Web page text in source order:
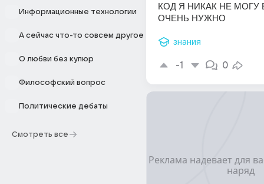
Информационные технологии
А сейчас что-то совсем другое
О любви без купюр
Философский вопрос
Политические дебаты
Смотреть все
КОД Я НИКАК НЕ МОГУ
ОЧЕНЬ НУЖНО
знания
-1 0